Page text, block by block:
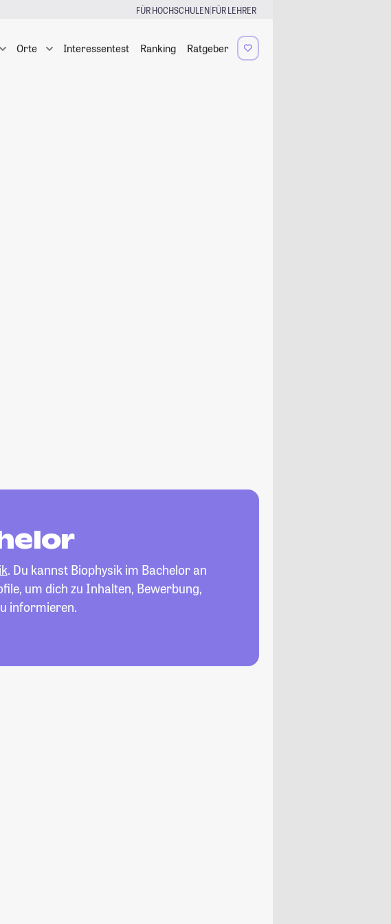
FÜR HOCHSCHULEN|FÜR LEHRER
Orte Interessentest Ranking Ratgeber
. Du kannst Biophysik im Bachelor an
um dich zu Inhalten, Bewerbung,
informieren.